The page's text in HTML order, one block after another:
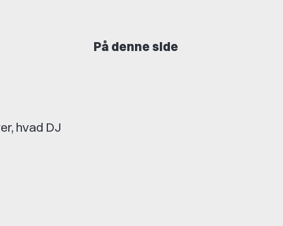
hvad DJ
På denne side